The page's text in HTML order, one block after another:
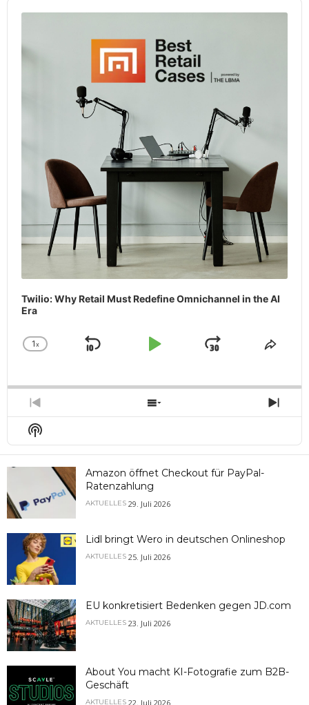
Audio
Player
Twilio: Why Retail Must Redefine Omnichannel in the AI
Era
Change
1x
Skip
Play
Jump
Share
Previous
Episode
Show
Episodes
Next
Show
Podcast
Information
Amazon öffnet Checkout für PayPal-
Ratenzahlung
AKTUELLES 29. Juli 2026
Lidl bringt Wero in deutschen Onlineshop
AKTUELLES 25. Juli 2026
EU konkretisiert Bedenken gegen JD.com
AKTUELLES 23. Juli 2026
About You macht KI-Fotografie zum B2B-
Geschäft
AKTUELLES 22. Juli 2026